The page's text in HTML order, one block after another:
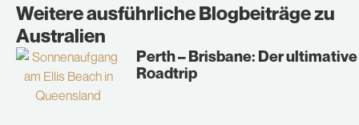
Weitere ausführliche Blogbeiträge zu
Australien
Perth – Brisbane: Der ultimative
Roadtrip